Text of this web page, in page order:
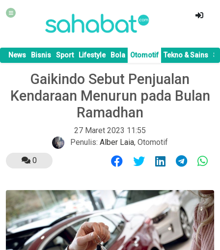
News Bisnis Sport Lifestyle Bola Otomotif Tekno & Sains
Gaikindo Sebut Penjualan
Kendaraan Menurun pada Bulan
Ramadhan
27 Maret 2023 11:55
Penulis: Alber Laia, Otomotif
0